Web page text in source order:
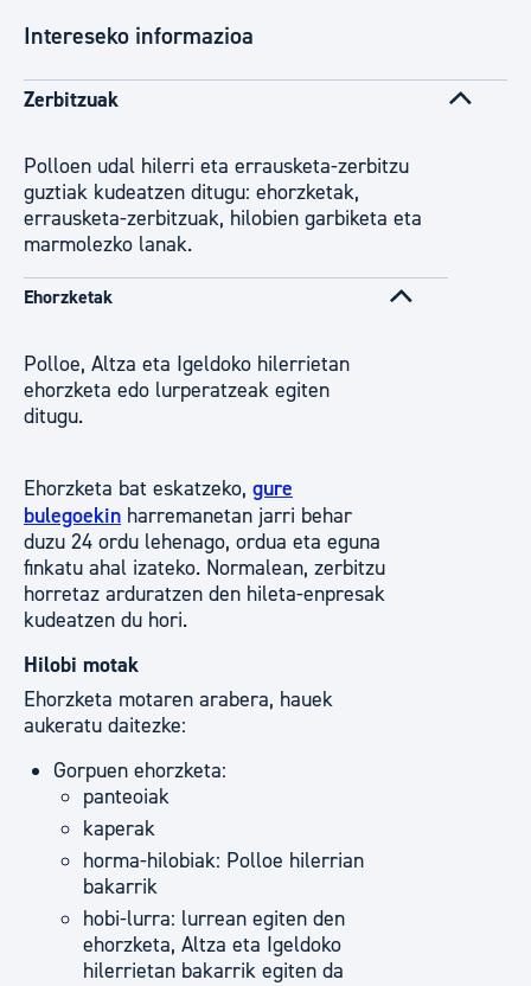
Intereseko informazioa
Zerbitzuak
Polloen udal hilerri eta errausketa-zerbitzu
guztiak kudeatzen ditugu: ehorzketak,
errausketa-zerbitzuak, hilobien garbiketa eta
marmolezko lanak.
Ehorzketak
Polloe, Altza eta Igeldoko hilerrietan
ehorzketa edo lurperatzeak egiten
ditugu.
Ehorzketa bat eskatzeko, gure
bulegoekin harremanetan jarri behar
duzu 24 ordu lehenago, ordua eta eguna
finkatu ahal izateko. Normalean, zerbitzu
horretaz arduratzen den hileta-enpresak
kudeatzen du hori.
Hilobi motak
Ehorzketa motaren arabera, hauek
aukeratu daitezke:
Gorpuen ehorzketa:
panteoiak
kaperak
horma-hilobiak: Polloe hilerrian
bakarrik
hobi-lurra: lurrean egiten den
ehorzketa, Altza eta Igeldoko
hilerrietan bakarrik egiten da